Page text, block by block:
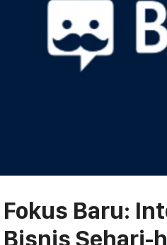
Fokus Baru:
Bisnis Sehari-